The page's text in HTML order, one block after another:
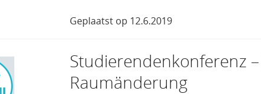
Geplaatst op 12.6.2019
Studierendenkonferenz
Raumänderung